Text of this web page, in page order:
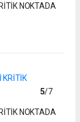
NOKTADA
5/7
NOKTADA